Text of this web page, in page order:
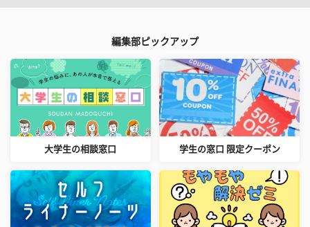
編集部ピックアップ
大学生の相談窓口 学生の窓口 限定クーポン